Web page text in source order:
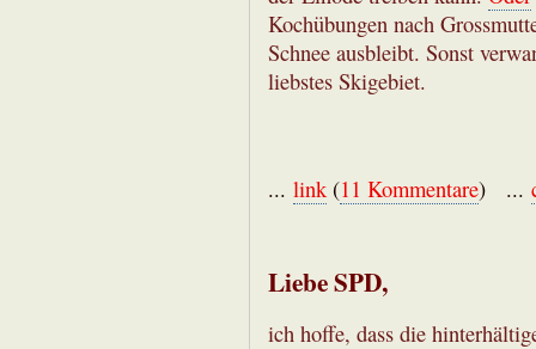
Kochübungen nach
Schnee ausbleibt. Sonst
liebstes Skigebiet.
... link (11 Kommentare) ...
Liebe SPD,
ich hoffe, dass die